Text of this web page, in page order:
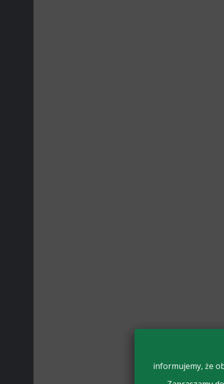
informujemy, że